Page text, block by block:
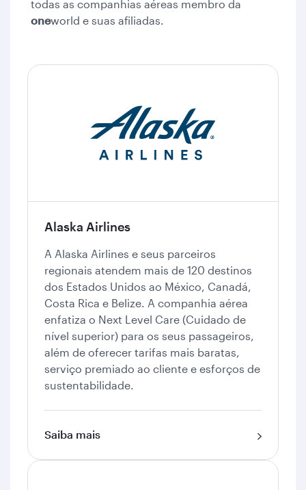
todas as companhias aéreas membro da
oneworld e suas afiliadas.
Alaska Airlines
A Alaska Airlines e seus parceiros
regionais atendem mais de 120 destinos
dos Estados Unidos ao México, Canadá,
Costa Rica e Belize. A companhia aérea
enfatiza o Next Level Care (Cuidado de
nível superior) para os seus passageiros,
além de oferecer tarifas mais baratas,
serviço premiado ao cliente e esforços de
sustentabilidade.
Saiba mais